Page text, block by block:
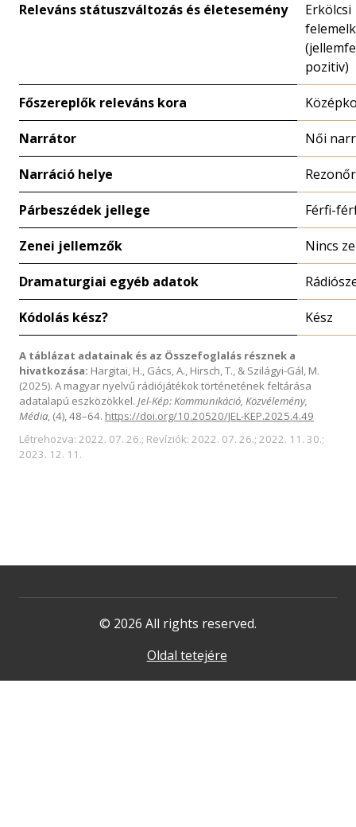
Releváns státuszváltozás és életesemény
Erkölcsi
pozitiv)
Főszereplők releváns kora
Narrátor Női
Narráció helye Rezonőr
Párbeszédek jellege Férfi-
Zenei jellemzők Nincs
Dramaturgiai egyéb adatok
Kódolás kész? Kész
A táblázat adatainak és az Összefoglalás résznek a
hivatkozása: Hargitai, H., Gács, A., Hirsch, T., & Szilágyi-Gál, M.
(2025). A magyar nyelvű rádiójátékok történetének feltárása
adatalapú eszközökkel. Jel-Kép: Kommunikáció, Közvélemény,
Média, (4), 48–64. https://doi.org/10.20520/JEL-KEP.2025.4.49
Létrehozva: 2022. 07. 26.; Revíziók: 2022. 07. 26.; 2022. 11. 30.;
2023. 12. 11.
© 2026 All rights reserved.
Oldal tetejére